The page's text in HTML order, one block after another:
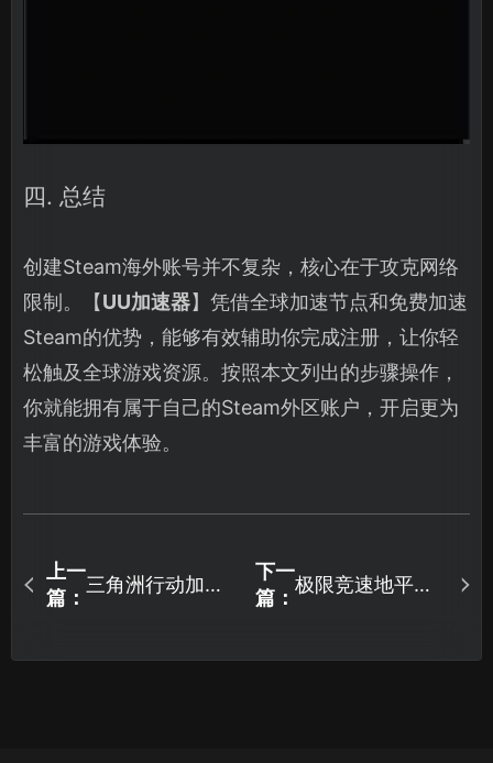
四. 总结
创建Steam海外账号并不复杂，核心在于攻克网络
限制。【UU加速器】凭借全球加速节点和免费加速
Steam的优势，能够有效辅助你完成注册，让你轻
松触及全球游戏资源。按照本文列出的步骤操作，
你就能拥有属于自己的Steam外区账户，开启更为
丰富的游戏体验。
上一
篇：
三角洲行动加速
下一
篇：
极限竞速地平线6